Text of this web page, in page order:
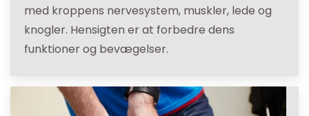
med kroppens nervesystem, muskler, lede og
knogler. Hensigten er at forbedre dens
funktioner og bevægelser.